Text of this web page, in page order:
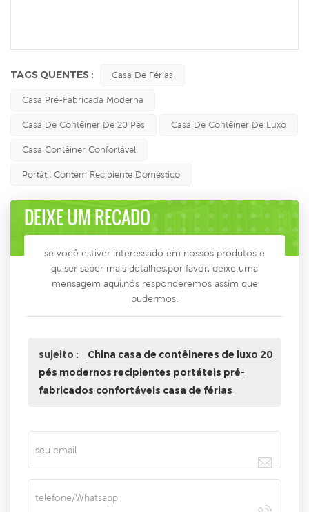
TAGS QUENTES : Casa De Férias
Casa Pré-Fabricada Moderna
Casa De Contêiner De 20 Pés Casa De Contêiner De Luxo
Casa Contêiner Confortável
Portátil Contém Recipiente Doméstico
DEIXE UM RECADO
se você estiver interessado em nossos produtos e
quiser saber mais detalhes,por favor, deixe uma
mensagem aqui,nós responderemos assim que
pudermos.
sujeito :
China casa de contêineres de luxo 20
pés modernos recipientes portáteis pré-
fabricados confortáveis casa de férias